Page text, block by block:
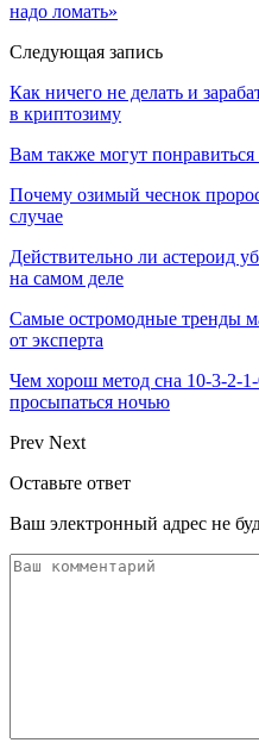
надо ломать»
Следующая запись
Как ничего не делать и
в криптозиму
Вам также могут понравиться
Почему озимый чеснок
случае
Действительно ли астероид
на самом деле
Самые остромодные тренды
от эксперта
Чем хорош метод сна 10-3-2-
просыпаться ночью
Prev Next
Оставьте ответ
Ваш электронный адрес не